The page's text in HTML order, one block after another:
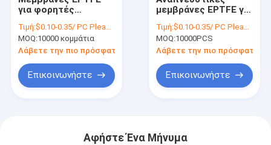
για φορητές
100~1000ml/min/cm2@7Kpa
Αδιάβροχες
3ATM/5ATM/10ATM
Τιμή:$0.10-0.35/ PC Please contact sales for actual price
MOQ:10000 κομμάτια
Λάβετε την πιο πρόσφατη τιμή
Επικοινωνήστε
μεμβράνες EPTFE για
τηλέφωνα
3000~5000ml/min/cm2
7Kpa
Τιμή:$0.10-0.35/ PC Please contact sales for actual price
MOQ:10000PCS
Λάβετε την πιο πρόσφατη
Επικοινωνήστε
Αφήστε Ένα Μήνυμα